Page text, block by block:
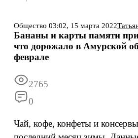
Информация Реклама
Общество 03:02, 15 марта 2022
Бананы и карты памяти
что дорожало в Амурской
феврале
2765
0
Чай, кофе, конфеты и